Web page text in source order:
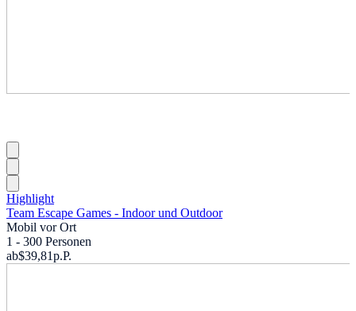
Highlight
Team Escape Games - Indoor und Outdoor
Mobil vor Ort
1 - 300 Personen
ab$39,81p.P.